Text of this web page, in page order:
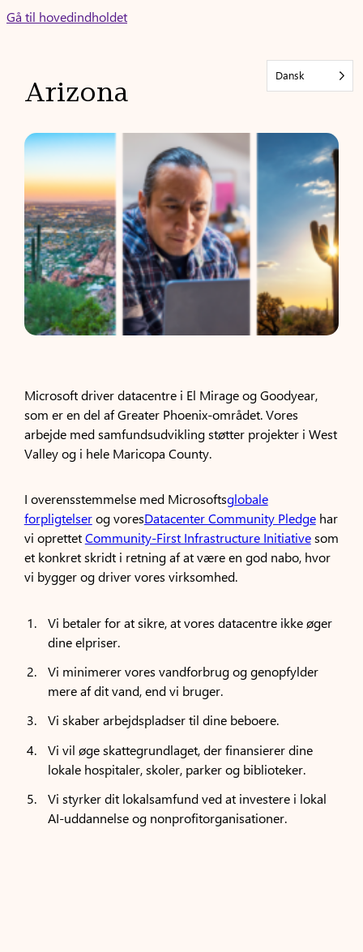
Skip
Gå til hovedindholdet
Dansk
Arizona
Microsoft driver datacentre i El Mirage og Goodyear,
som er en del af Greater Phoenix-området. Vores
arbejde med samfundsudvikling støtter projekter i West
Valley og i hele Maricopa County.
I overensstemmelse med Microsoftsglobale
forpligtelserog voresDatacenter Community Pledgehar
vi oprettetCommunity-First Infrastructure Initiativesom
et konkret skridt i retning af at være en god nabo, hvor
vi bygger og driver vores virksomhed.
Vi betaler for at sikre, at vores datacentre ikke øger
dine elpriser.
Vi minimerer vores vandforbrug og genopfylder
mere af dit vand, end vi bruger.
Vi skaber arbejdspladser til dine beboere.
Vi vil øge skattegrundlaget, der finansierer dine
lokale hospitaler, skoler, parker og biblioteker.
Vi styrker dit lokalsamfund ved at investere i lokal
AI-uddannelse og nonprofitorganisationer.